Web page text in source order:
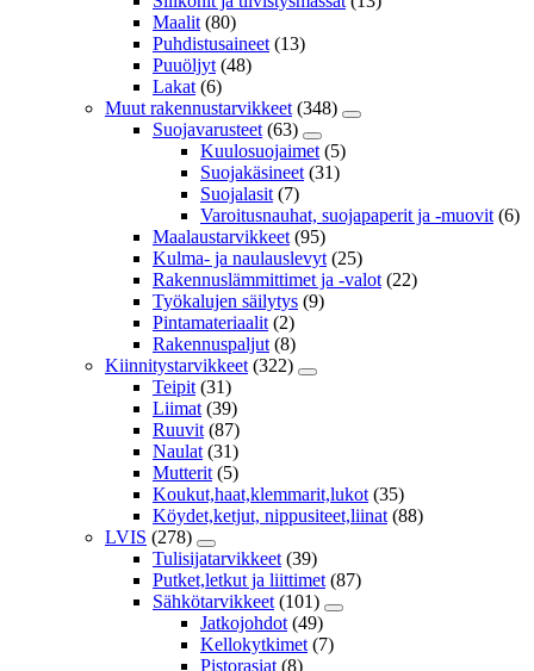
Maalit (80)
Puhdistusaineet (13)
Puuöljyt (48)
Lakat (6)
Muut rakennustarvikkeet (348)
Suojavarusteet (63)
Kuulosuojaimet (5)
Suojakäsineet (31)
Suojalasit (7)
Varoitusnauhat, suojapaperit ja -muovit (6)
Maalaustarvikkeet (95)
Kulma- ja naulauslevyt (25)
Rakennuslämmittimet ja -valot (22)
Työkalujen säilytys (9)
Pintamateriaalit (2)
Rakennuspaljut (8)
Kiinnitystarvikkeet (322)
Teipit (31)
Liimat (39)
Ruuvit (87)
Naulat (31)
Mutterit (5)
Koukut,haat,klemmarit,lukot (35)
Köydet,ketjut, nippusiteet,liinat (88)
LVIS (278)
Tulisijatarvikkeet (39)
Putket,letkut ja liittimet (87)
Sähkötarvikkeet (101)
Jatkojohdot (49)
Kellokytkimet (7)
Pistorasiat (8)